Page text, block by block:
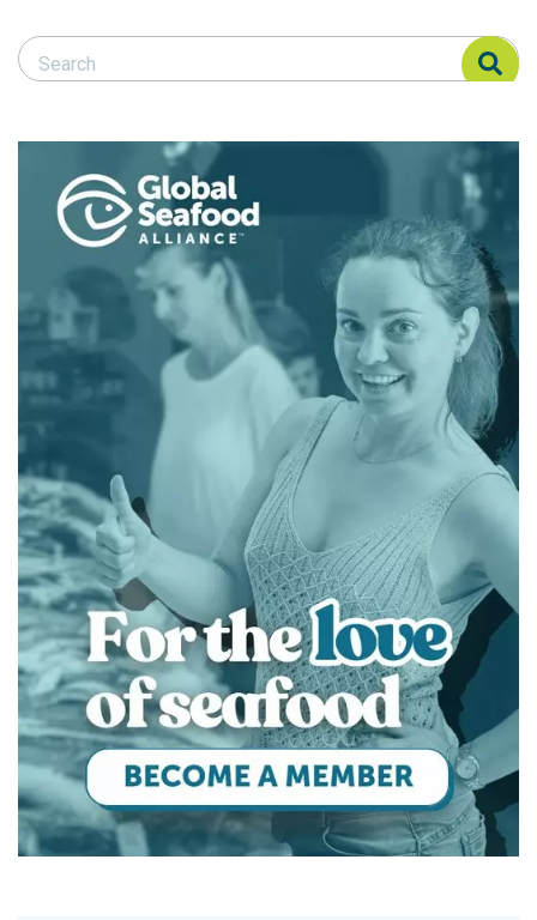
Search Responsible Seafood Advocate
Search Responsible Seafood Advocate